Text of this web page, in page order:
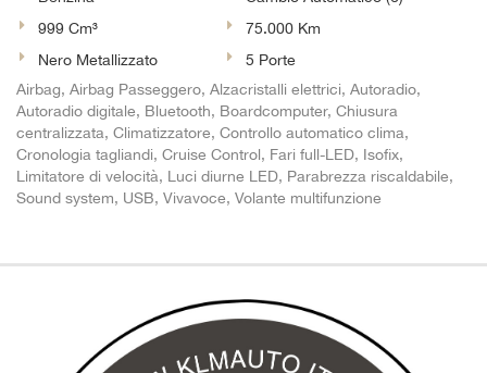
999 Cm³
75.000 Km
Nero Metallizzato
5 Porte
Airbag, Airbag Passeggero, Alzacristalli elettrici, Autoradio,
Autoradio digitale, Bluetooth, Boardcomputer, Chiusura
centralizzata, Climatizzatore, Controllo automatico clima,
Cronologia tagliandi, Cruise Control, Fari full-LED, Isofix,
Limitatore di velocità, Luci diurne LED, Parabrezza riscaldabile,
Sound system, USB, Vivavoce, Volante multifunzione